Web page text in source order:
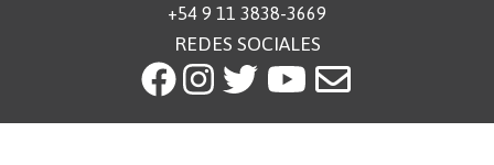
+54 9 11 3838-3669
REDES SOCIALES